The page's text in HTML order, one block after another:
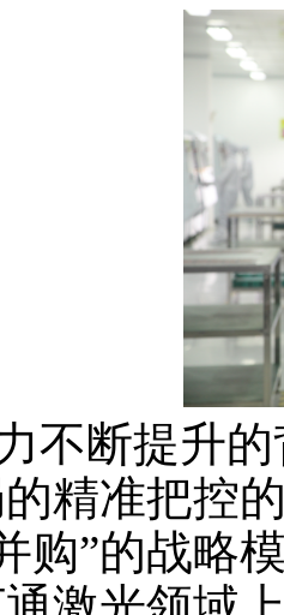
不断提升
精准把控
购”的战略